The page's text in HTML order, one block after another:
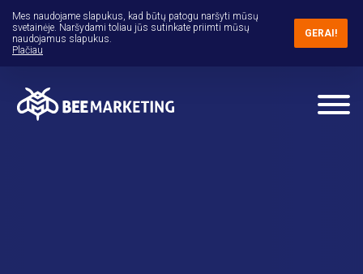
Mes naudojame slapukus, kad būtų patogu naršyti mūsų
svetainėje. Naršydami toliau jūs sutinkate priimti mūsų
naudojamus slapukus.
Plačiau
GERAI!